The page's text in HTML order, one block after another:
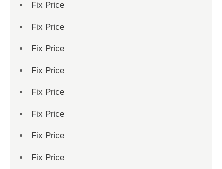
Fix Price
Fix Price
Fix Price
Fix Price
Fix Price
Fix Price
Fix Price
Fix Price